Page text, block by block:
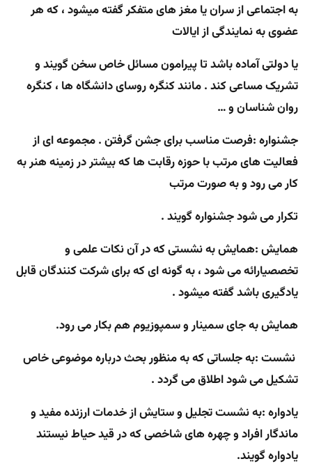
به اجتماعی از سران یا مغز های متفکر گفته میشود ، که هر
عضوی به نمایندگی از ایالات
یا دولتی آماده باشد تا پیرامون مسائل خاص سخن گویند و
تشریک مساعی کند . مانند کنگره روسای دانشگاه ها ، کنگره
روان شناسان و …
جشنواره :فرصت مناسب برای جشن گرفتن . مجموعه ای از
فعالیت های مرتب با حوزه رقابت ها که بیشتر در زمینه هنر به
کار می رود و به صورت مرتب
تکرار می شود جشنواره گویند .
همایش :همایش به نشستی که در آن نکات علمی و
تخصصیارائه می شود ، به گونه ای که برای شرکت کنندگان قابل
یادگیری باشد گفته میشود .
همایش به جای سمینار و سمپوزیوم هم بکار می رود.
نشست :به جلساتی که به منظور بحث درباره موضوعی خاص
تشکیل می شود اطلاق می گردد .
یادواره :به نشست تجلیل و ستایش از خدمات ارزنده مفید و
ماندگار افراد و چهره های شاخصی که در قید حیاط نیستند
یادواره گویند.